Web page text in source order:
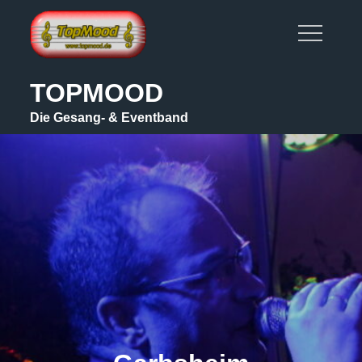
content
TOPMOOD
Die Gesang- & Eventband